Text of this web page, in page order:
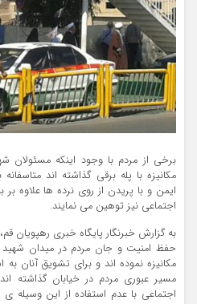
برخی از مردم با وجود اینکه مسئولان
مکانیزه با پله برقی گذاشته اند
ایمن و با پریدن از روی نرده ها علاوه
اجتماعی نیز توهین می نمایند.
به گزارش خبرنگار پایگاه خبری رهپویان
حفظ امنیت و جان مردم در میدان
مکانیزه نموده اند و برای تشویق آنان
مسیر عبوری مردم در خیابان گذاشته
اجتماعی با عدم استفاده از این وسیله